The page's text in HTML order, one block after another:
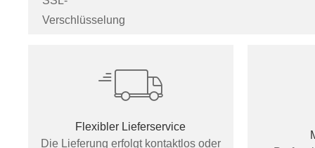
Verschlüsselung
Flexibler Lieferservice
Die Lieferung erfolgt kontaktlos oder